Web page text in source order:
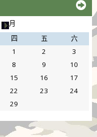
月
四 五
六
1
2
3
8 9
10
15 16
17
22 23
24
29